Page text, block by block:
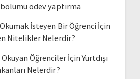
ödev yaptırma
İsteyen Bir Öğrenci İçin
Nitelikler Nelerdir?
Öğrenciler İçin Yurtdışı
Nelerdir?